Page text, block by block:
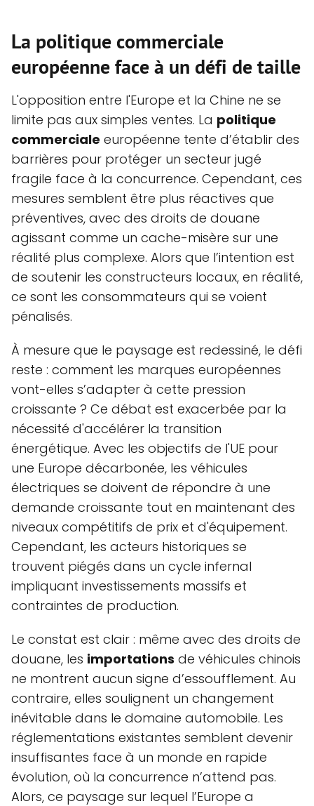
La politique commerciale
européenne face à un défi de taille
L'opposition entre l'Europe et la Chine ne se
limite pas aux simples ventes. La politique
commerciale européenne tente d’établir des
barrières pour protéger un secteur jugé
fragile face à la concurrence. Cependant, ces
mesures semblent être plus réactives que
préventives, avec des droits de douane
agissant comme un cache-misère sur une
réalité plus complexe. Alors que l’intention est
de soutenir les constructeurs locaux, en réalité,
ce sont les consommateurs qui se voient
pénalisés.
À mesure que le paysage est redessiné, le défi
reste : comment les marques européennes
vont-elles s’adapter à cette pression
croissante ? Ce débat est exacerbée par la
nécessité d'accélérer la transition
énergétique. Avec les objectifs de l'UE pour
une Europe décarbonée, les véhicules
électriques se doivent de répondre à une
demande croissante tout en maintenant des
niveaux compétitifs de prix et d'équipement.
Cependant, les acteurs historiques se
trouvent piégés dans un cycle infernal
impliquant investissements massifs et
contraintes de production.
Le constat est clair : même avec des droits de
douane, les importations de véhicules chinois
ne montrent aucun signe d’essoufflement. Au
contraire, elles soulignent un changement
inévitable dans le domaine automobile. Les
réglementations existantes semblent devenir
insuffisantes face à un monde en rapide
évolution, où la concurrence n’attend pas.
Alors, ce paysage sur lequel l’Europe a